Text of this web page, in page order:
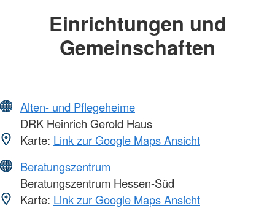
Einrichtungen und
Gemeinschaften
Alten- und Pflegeheime
DRK Heinrich Gerold Haus
Karte: Link zur Google Maps Ansicht
Beratungszentrum
Beratungszentrum Hessen-Süd
Karte: Link zur Google Maps Ansicht